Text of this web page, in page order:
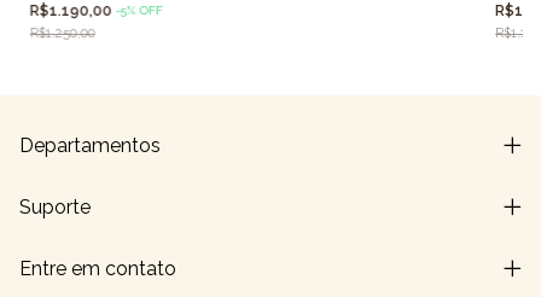
R$1.190,00 -5%OFF
R$1.250,00
Departamentos
Suporte
Entre em contato